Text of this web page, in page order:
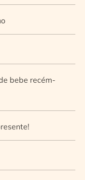
bebe recém-